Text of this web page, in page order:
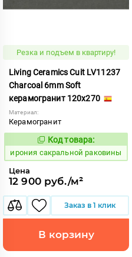
Резка и подъем в квартиру!
Living Ceramics Cuit LV11237
Charcoal 6mm Soft
керамогранит 120x270
Материал:
Керамогранит
1103828
Код товара:
ирония сакральной раковины
Цена
12 900 руб./м²
Заказ в 1 клик
В корзину